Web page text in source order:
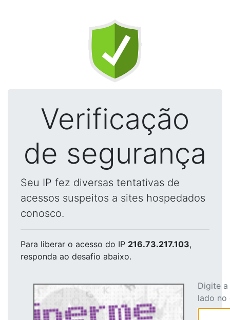
Verificação
de segurança
Seu IP fez diversas tentativas de
acessos suspeitos a sites hospedados
conosco.
Para liberar o acesso do IP 216.73.217.103,
responda ao desafio abaixo.
Digite
lado no